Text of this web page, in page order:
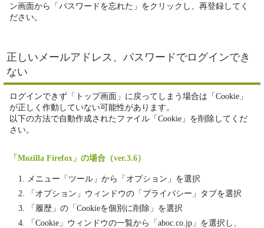
ン画面から「パスワードを忘れた」をクリックし、再登録してく
ださい。
正しいメールアドレス、パスワードでログインでき
ない
ログインできず「トップ画面」に戻ってしまう場合は「Cookie」
が正しく作動していない可能性があります。
以下の方法で自動作成されたファイル「Cookie」を削除してくだ
さい。
「Mozilla Firefox」の場合（ver.3.6）
メニュー「ツール」から「オプション」を選択
「オプション」ウィンドウの「プライバシー」タブを選択
「履歴」の「Cookieを個別に削除」を選択
「Cookie」ウィンドウの一覧から「aboc.co.jp」を選択し、